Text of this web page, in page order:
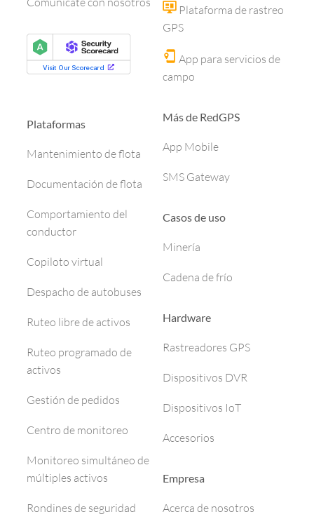
Plataformas
Mantenimiento de flota
Documentación de flota
Comportamiento del
conductor
Copiloto virtual
Despacho de autobuses
Ruteo libre de activos
Ruteo programado de
activos
Gestión de pedidos
Centro de monitoreo
Monitoreo simultáneo de
múltiples activos
Rondines de seguridad
Plataforma de rastreo
GPS
App para servicios de
campo
Más de RedGPS
App Mobile
SMS Gateway
Casos de uso
Minería
Cadena de frío
Hardware
Rastreadores GPS
Dispositivos DVR
Dispositivos IoT
Accesorios
Empresa
Acerca de nosotros